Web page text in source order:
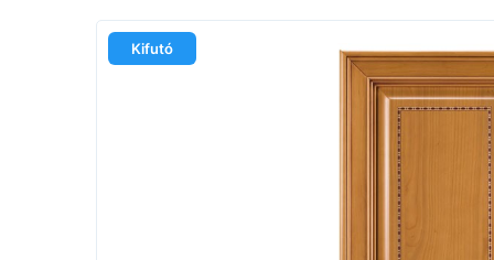
Kifutó